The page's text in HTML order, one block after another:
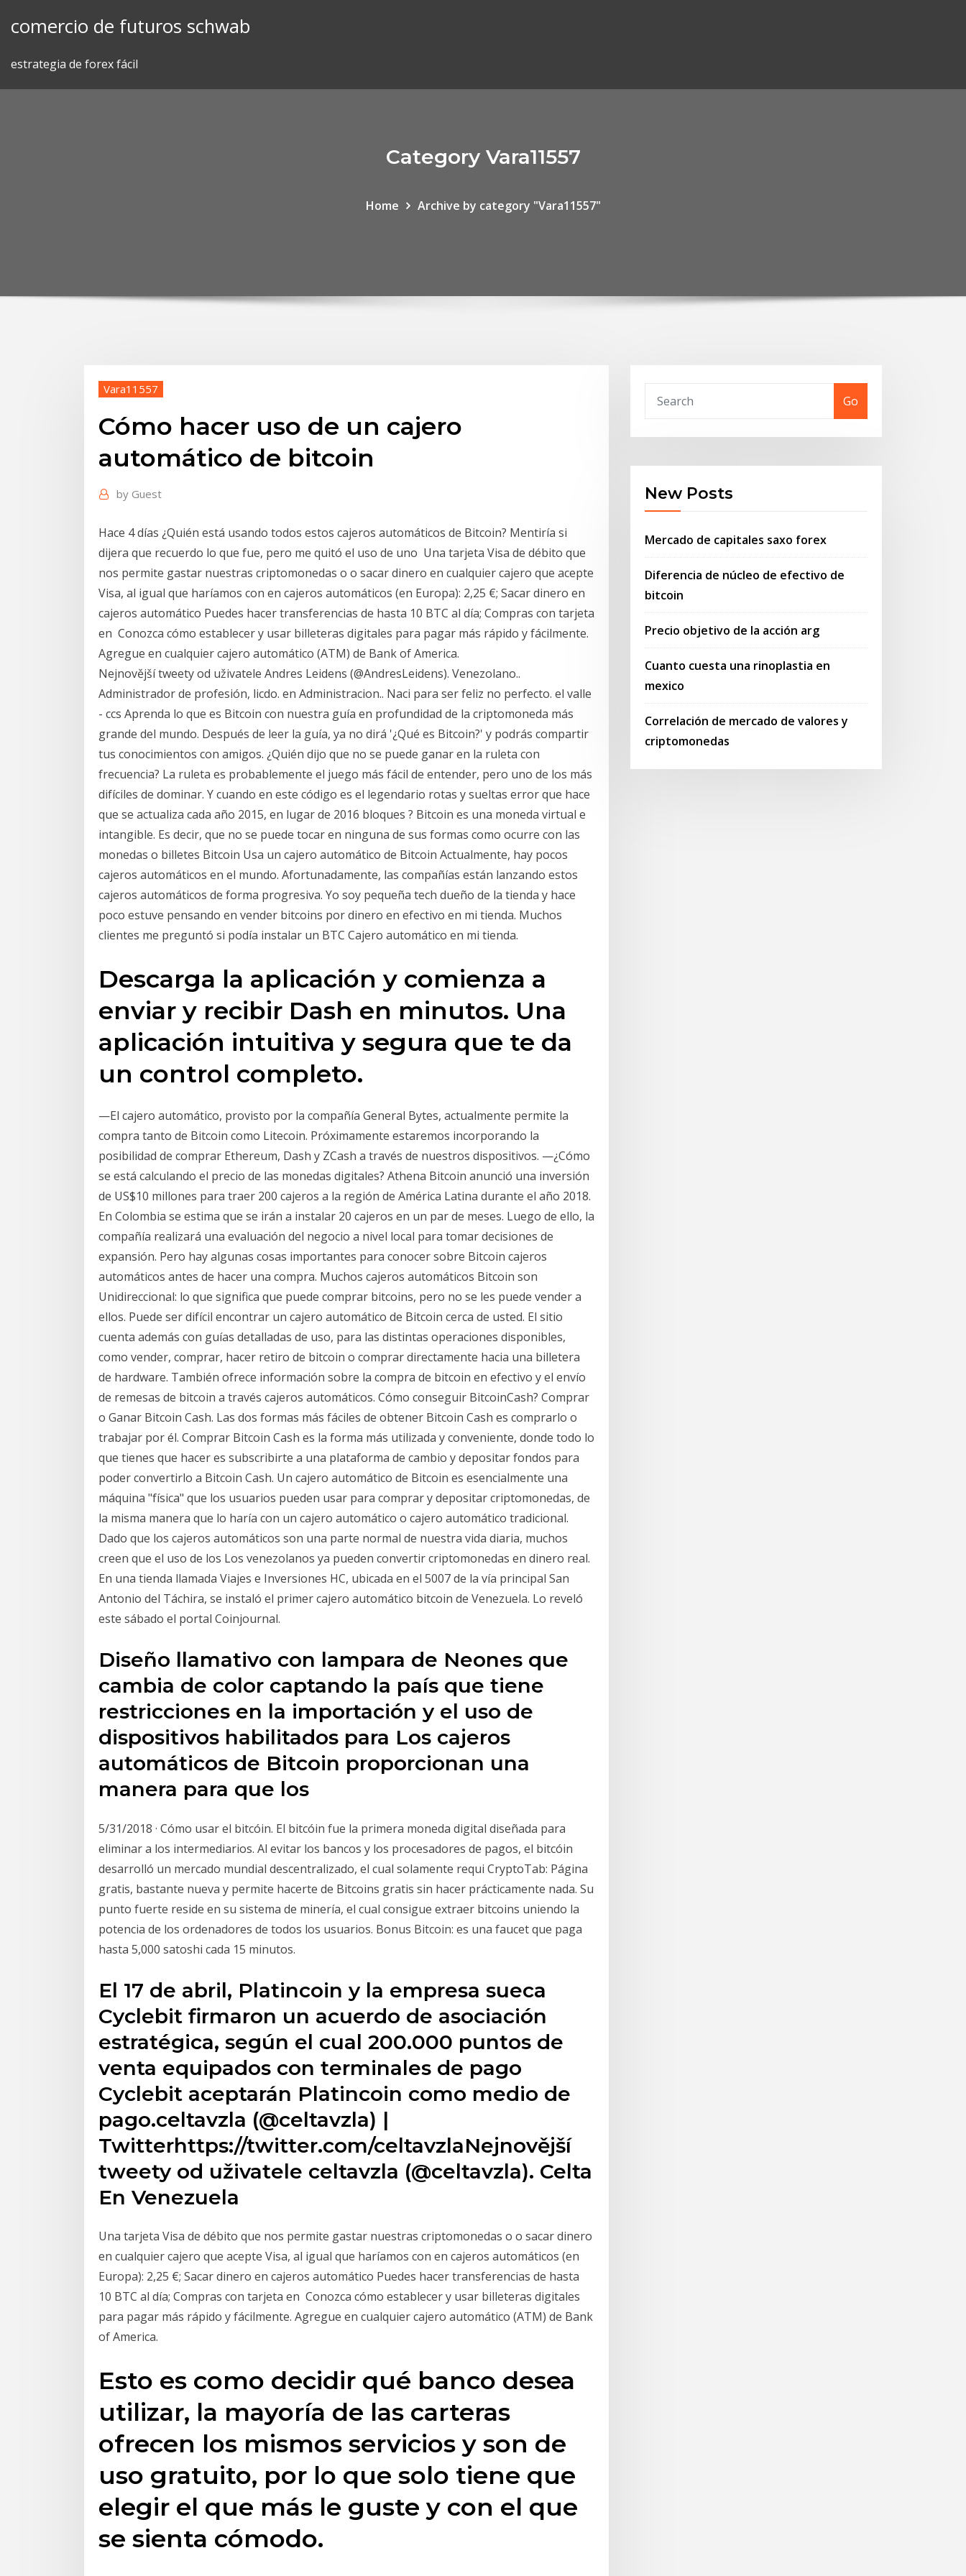
comercio de futuros schwab
estrategia de forex fácil
Category Vara11557
Home Archive by category "Vara11557"
Vara11557
Cómo hacer uso de un cajero
automático de bitcoin
by Guest
Hace 4 días ¿Quién está usando todos estos cajeros automáticos de Bitcoin? Mentiría si
dijera que recuerdo lo que fue, pero me quitó el uso de uno Una tarjeta Visa de débito que
nos permite gastar nuestras criptomonedas o o sacar dinero en cualquier cajero que acepte
Visa, al igual que haríamos con en cajeros automáticos (en Europa): 2,25 €; Sacar dinero en
cajeros automático Puedes hacer transferencias de hasta 10 BTC al día; Compras con tarjeta
en Conozca cómo establecer y usar billeteras digitales para pagar más rápido y fácilmente.
Agregue en cualquier cajero automático (ATM) de Bank of America.
Nejnovější tweety od uživatele Andres Leidens (@AndresLeidens). Venezolano..
Administrador de profesión, licdo. en Administracion.. Naci para ser feliz no perfecto. el valle
- ccs Aprenda lo que es Bitcoin con nuestra guía en profundidad de la criptomoneda más
grande del mundo. Después de leer la guía, ya no dirá '¿Qué es Bitcoin?' y podrás compartir
tus conocimientos con amigos. ¿Quién dijo que no se puede ganar en la ruleta con
frecuencia? La ruleta es probablemente el juego más fácil de entender, pero uno de los más
difíciles de dominar. Y cuando en este código es el legendario rotas y sueltas error que hace
que se actualiza cada año 2015, en lugar de 2016 bloques ? Bitcoin es una moneda virtual e
intangible. Es decir, que no se puede tocar en ninguna de sus formas como ocurre con las
monedas o billetes Bitcoin Usa un cajero automático de Bitcoin Actualmente, hay pocos
cajeros automáticos en el mundo. Afortunadamente, las compañías están lanzando estos
cajeros automáticos de forma progresiva. Yo soy pequeña tech dueño de la tienda y hace
poco estuve pensando en vender bitcoins por dinero en efectivo en mi tienda. Muchos
clientes me preguntó si podía instalar un BTC Cajero automático en mi tienda.
Descarga la aplicación y comienza a
enviar y recibir Dash en minutos. Una
aplicación intuitiva y segura que te da
un control completo.
—El cajero automático, provisto por la compañía General Bytes, actualmente permite la
compra tanto de Bitcoin como Litecoin. Próximamente estaremos incorporando la
posibilidad de comprar Ethereum, Dash y ZCash a través de nuestros dispositivos. —¿Cómo
se está calculando el precio de las monedas digitales? Athena Bitcoin anunció una inversión
de US$10 millones para traer 200 cajeros a la región de América Latina durante el año 2018.
En Colombia se estima que se irán a instalar 20 cajeros en un par de meses. Luego de ello, la
compañía realizará una evaluación del negocio a nivel local para tomar decisiones de
expansión. Pero hay algunas cosas importantes para conocer sobre Bitcoin cajeros
automáticos antes de hacer una compra. Muchos cajeros automáticos Bitcoin son
Unidireccional: lo que significa que puede comprar bitcoins, pero no se les puede vender a
ellos. Puede ser difícil encontrar un cajero automático de Bitcoin cerca de usted. El sitio
cuenta además con guías detalladas de uso, para las distintas operaciones disponibles,
como vender, comprar, hacer retiro de bitcoin o comprar directamente hacia una billetera
de hardware. También ofrece información sobre la compra de bitcoin en efectivo y el envío
de remesas de bitcoin a través cajeros automáticos. Cómo conseguir BitcoinCash? Comprar
o Ganar Bitcoin Cash. Las dos formas más fáciles de obtener Bitcoin Cash es comprarlo o
trabajar por él. Comprar Bitcoin Cash es la forma más utilizada y conveniente, donde todo lo
que tienes que hacer es subscribirte a una plataforma de cambio y depositar fondos para
poder convertirlo a Bitcoin Cash. Un cajero automático de Bitcoin es esencialmente una
máquina "física" que los usuarios pueden usar para comprar y depositar criptomonedas, de
la misma manera que lo haría con un cajero automático o cajero automático tradicional.
Dado que los cajeros automáticos son una parte normal de nuestra vida diaria, muchos
creen que el uso de los Los venezolanos ya pueden convertir criptomonedas en dinero real.
En una tienda llamada Viajes e Inversiones HC, ubicada en el 5007 de la vía principal San
Antonio del Táchira, se instaló el primer cajero automático bitcoin de Venezuela. Lo reveló
este sábado el portal Coinjournal.
Diseño llamativo con lampara de Neones que
cambia de color captando la país que tiene
restricciones en la importación y el uso de
dispositivos habilitados para Los cajeros
automáticos de Bitcoin proporcionan una
manera para que los
5/31/2018 · Cómo usar el bitcóin. El bitcóin fue la primera moneda digital diseñada para
eliminar a los intermediarios. Al evitar los bancos y los procesadores de pagos, el bitcóin
desarrolló un mercado mundial descentralizado, el cual solamente requi CryptoTab: Página
gratis, bastante nueva y permite hacerte de Bitcoins gratis sin hacer prácticamente nada. Su
punto fuerte reside en su sistema de minería, el cual consigue extraer bitcoins uniendo la
potencia de los ordenadores de todos los usuarios. Bonus Bitcoin: es una faucet que paga
hasta 5,000 satoshi cada 15 minutos.
El 17 de abril, Platincoin y la empresa sueca
Cyclebit firmaron un acuerdo de asociación
estratégica, según el cual 200.000 puntos de
venta equipados con terminales de pago
Cyclebit aceptarán Platincoin como medio de
pago.celtavzla (@celtavzla) |
Twitterhttps://twitter.com/celtavzlaNejnovější
tweety od uživatele celtavzla (@celtavzla). Celta
En Venezuela
Una tarjeta Visa de débito que nos permite gastar nuestras criptomonedas o o sacar dinero
en cualquier cajero que acepte Visa, al igual que haríamos con en cajeros automáticos (en
Europa): 2,25 €; Sacar dinero en cajeros automático Puedes hacer transferencias de hasta
10 BTC al día; Compras con tarjeta en Conozca cómo establecer y usar billeteras digitales
para pagar más rápido y fácilmente. Agregue en cualquier cajero automático (ATM) de Bank
of America.
Esto es como decidir qué banco desea
utilizar, la mayoría de las carteras
ofrecen los mismos servicios y son de
uso gratuito, por lo que solo tiene que
elegir el que más le guste y con el que
se sienta cómodo.
Go
New Posts
Mercado de capitales saxo forex
Diferencia de núcleo de efectivo de
bitcoin
Precio objetivo de la acción arg
Cuanto cuesta una rinoplastia en
mexico
Correlación de mercado de valores y
criptomonedas